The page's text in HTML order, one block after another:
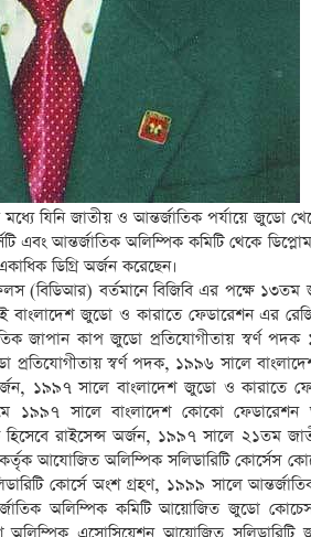
মধ্যে যিনি জাতীয় ও আন্তর্জাতিক পর্যায়ে জুডো
এবং আন্তর্জাতিক অলিম্পিক কমিটি থেকে
ডিগ্রি অর্জন করেছেন।
(বিডিআর) বর্তমানে বিজিবি এর পক্ষে
বাংলাদেশ জুডো ও কারাতে ফেডারেশন এর
জাপান কাপ জুডো প্রতিযোগীতায় স্বর্ণ
স্বর্ণ পদক, ১৯৯৬ সালে
১৯৯৭ সালে বাংলাদেশ জুডো ও কারাতে
১৯৯৭ সালে বাংলাদেশ কোকো ফেডারেশন
হিসেবে রাইসেন্স অর্জন, ১৯৯৭ সালে ২১তম
আযোজিত অলিম্পিক সলিডারিটি কোর্সেস
কোর্সে অংশ গ্রহণ, ১৯৯৯ সালে
অলিম্পিক কমিটি আয়োজিত জুডো